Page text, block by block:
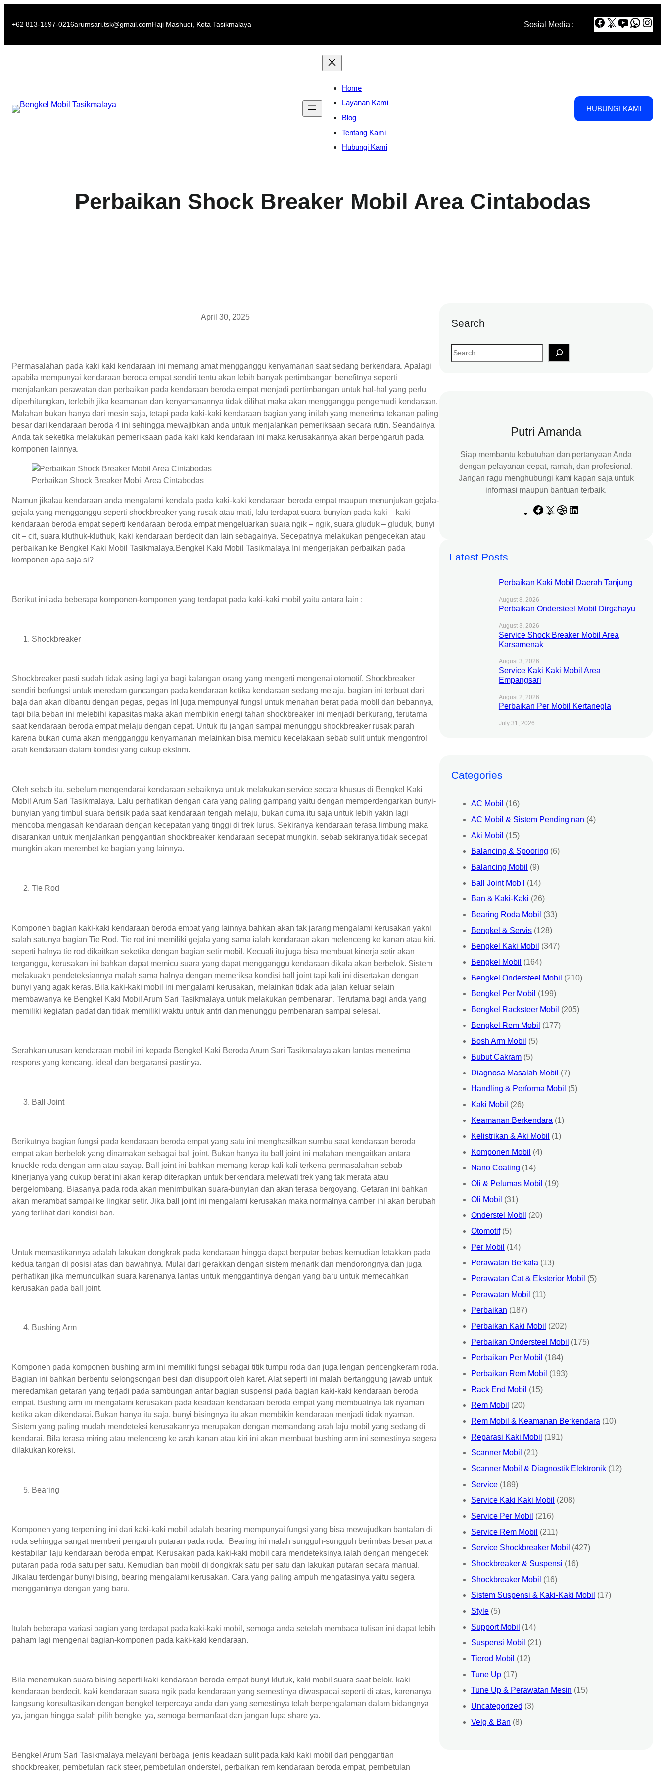
+62 813-1897-0216arumsari.tsk@gmail.comHaji Mashudi, Kota Tasikmalaya Sosial Media : Facebook
X YouTube
Home
Layanan Kami
Blog
Tentang Kami
Hubungi Kami
HUBUNGI KAMI
Perbaikan Shock Breaker Mobil Area Cintabodas
April 30, 2025
Permasalahan pada kaki kaki kendaraan ini memang amat mengganggu kenyamanan saat sedang berkendara. Apalagi
apabila mempunyai kendaraan beroda empat sendiri tentu akan lebih banyak pertimbangan benefitnya seperti
menjalankan perawatan dan perbaikan pada kendaraan beroda empat menjadi pertimbangan untuk hal-hal yang perlu
diperhitungkan, terlebih jika keamanan dan kenyamanannya tidak dilihat maka akan mengganggu pengemudi kendaraan.
Malahan bukan hanya dari mesin saja, tetapi pada kaki-kaki kendaraan bagian yang inilah yang menerima tekanan paling
besar dari kendaraan beroda 4 ini sehingga mewajibkan anda untuk menjalankan pemeriksaan secara rutin. Seandainya
Anda tak seketika melakukan pemeriksaan pada kaki kaki kendaraan ini maka kerusakannya akan berpengaruh pada
komponen lainnya.
Perbaikan Shock Breaker Mobil Area Cintabodas
Namun jikalau kendaraan anda mengalami kendala pada kaki-kaki kendaraan beroda empat maupun menunjukan gejala-
gejala yang mengganggu seperti shockbreaker yang rusak atau mati, lalu terdapat suara-bunyian pada kaki – kaki
kendaraan beroda empat seperti kendaraan beroda empat mengeluarkan suara ngik – ngik, suara gluduk – gluduk, bunyi
cit – cit, suara kluthuk-kluthuk, kaki kendaraan berdecit dan lain sebagainya. Secepatnya melakukan pengecekan atau
perbaikan ke Bengkel Kaki Mobil Tasikmalaya.Bengkel Kaki Mobil Tasikmalaya Ini mengerjakan perbaikan pada
komponen apa saja si?
Berikut ini ada beberapa komponen-komponen yang terdapat pada kaki-kaki mobil yaitu antara lain :
Shockbreaker
Shockbreaker pasti sudah tidak asing lagi ya bagi kalangan orang yang mengerti mengenai otomotif. Shockbreaker
sendiri berfungsi untuk meredam guncangan pada kendaraan ketika kendaraan sedang melaju, bagian ini terbuat dari
baja dan akan dibantu dengan pegas, pegas ini juga mempunyai fungsi untuk menahan berat pada mobil dan bebannya,
tapi bila beban ini melebihi kapasitas maka akan membikin energi tahan shockbreaker ini menjadi berkurang, terutama
saat kendaraan beroda empat melaju dengan cepat. Untuk itu jangan sampai menunggu shockbreaker rusak parah
karena bukan cuma akan mengganggu kenyamanan melainkan bisa memicu kecelakaan sebab sulit untuk mengontrol
arah kendaraan dalam kondisi yang cukup ekstrim.
Oleh sebab itu, sebelum mengendarai kendaraan sebaiknya untuk melakukan service secara khusus di Bengkel Kaki
Mobil Arum Sari Tasikmalaya. Lalu perhatikan dengan cara yang paling gampang yaitu dengan memperdengarkan bunyi-
bunyian yang timbul suara berisik pada saat kendaraan tengah melaju, bukan cuma itu saja untuk lebih yakin lagi
mencoba mengasah kendaraan dengan kecepatan yang tinggi di trek lurus. Sekiranya kendaraan terasa limbung maka
disarankan untuk menjalankan penggantian shockbreaker kendaraan secepat mungkin, sebab sekiranya tidak secepat
mungkin akan merembet ke bagian yang lainnya.
Tie Rod
Komponen bagian kaki-kaki kendaraan beroda empat yang lainnya bahkan akan tak jarang mengalami kerusakan yakni
salah satunya bagian Tie Rod. Tie rod ini memiliki gejala yang sama ialah kendaraan akan melenceng ke kanan atau kiri,
seperti halnya tie rod dikaitkan seketika dengan bagian setir mobil. Kecuali itu juga bisa membuat kinerja setir akan
terganggu, kerusakan ini bahkan dapat memicu suara yang dapat mengganggu kendaraan dikala akan berbelok. Sistem
melakuakn pendeteksiannya malah sama halnya dengan memeriksa kondisi ball joint tapi kali ini disertakan dengan
bunyi yang agak keras. Bila kaki-kaki mobil ini mengalami kerusakan, melainkan tidak ada jalan keluar selain
membawanya ke Bengkel Kaki Mobil Arum Sari Tasikmalaya untuk melakukan pembenaran. Terutama bagi anda yang
memiliki kegiatan padat dan tidak memiliki waktu untuk antri dan menunggu pembenaran sampai selesai.
Serahkan urusan kendaraan mobil ini kepada Bengkel Kaki Beroda Arum Sari Tasikmalaya akan lantas menerima
respons yang kencang, ideal dan bergaransi pastinya.
Ball Joint
Berikutnya bagian fungsi pada kendaraan beroda empat yang satu ini menghasilkan sumbu saat kendaraan beroda
empat akan berbelok yang dinamakan sebagai ball joint. Bukan hanya itu ball joint ini malahan mengaitkan antara
knuckle roda dengan arm atau sayap. Ball joint ini bahkan memang kerap kali kali terkena permasalahan sebab
kinerjanya yang cukup berat ini akan kerap diterapkan untuk berkendara melewati trek yang tak merata atau
bergelombang. Biasanya pada roda akan menimbulkan suara-bunyian dan akan terasa bergoyang. Getaran ini bahkan
akan merambat sampai ke lingkar setir. Jika ball joint ini mengalami kerusakan maka normalnya camber ini akan berubah
yang terlihat dari kondisi ban.
Untuk memastikannya adalah lakukan dongkrak pada kendaraan hingga dapat berputar bebas kemudian letakkan pada
kedua tangan di posisi atas dan bawahnya. Mulai dari gerakkan dengan sistem menarik dan mendorongnya dan juga
perhatikan jika memunculkan suara karenanya lantas untuk menggantinya dengan yang baru untuk memecahkan
kerusakan pada ball joint.
Bushing Arm
Komponen pada komponen bushing arm ini memiliki fungsi sebagai titik tumpu roda dan juga lengan pencengkeram roda.
Bagian ini bahkan berbentu selongsongan besi dan disupport oleh karet. Alat seperti ini malah bertanggung jawab untuk
meredamkan getaran yang terjadi pada sambungan antar bagian suspensi pada bagian kaki-kaki kendaraan beroda
empat. Bushing arm ini mengalami kerusakan pada keadaan kendaraan beroda empat yang membuatnya tak nyaman
ketika akan dikendarai. Bukan hanya itu saja, bunyi bisingnya itu akan membikin kendaraan menjadi tidak nyaman.
Sistem yang paling mudah mendeteksi kerusakannya merupakan dengan memandang arah laju mobil yang sedang di
kendarai. Bila terasa miring atau melenceng ke arah kanan atau kiri ini akan membuat bushing arm ini semestinya segera
dilakukan koreksi.
Bearing
Komponen yang terpenting ini dari kaki-kaki mobil adalah bearing mempunyai fungsi yang bisa mewujudkan bantalan di
roda sehingga sangat memberi pengaruh putaran pada roda. Bearing ini malah sungguh-sungguh berimbas besar pada
kestabilan laju kendaraan beroda empat. Kerusakan pada kaki-kaki mobil cara mendeteksinya ialah dengan mengecek
putaran pada roda satu per satu. Kemudian ban mobil di dongkrak satu per satu dan lakukan putaran secara manual.
Jikalau terdengar bunyi bising, bearing mengalami kerusakan. Cara yang paling ampuh mengatasinya yaitu segera
menggantinya dengan yang baru.
Itulah beberapa variasi bagian yang terdapat pada kaki-kaki mobil, semoga anda setelah membaca tulisan ini dapat lebih
paham lagi mengenai bagian-komponen pada kaki-kaki kendaraan.
Bila menemukan suara bising seperti kaki kendaraan beroda empat bunyi klutuk, kaki mobil suara saat belok, kaki
kendaraan berdecit, kaki kendaraan suara ngik pada kendaraan yang semestinya diwaspadai seperti di atas, karenanya
langsung konsultasikan dengan bengkel terpercaya anda dan yang semestinya telah berpengalaman dalam bidangnya
ya, jangan hingga salah pilih bengkel ya, semoga bermanfaat dan jangan lupa share ya.
Bengkel Arum Sari Tasikmalaya melayani berbagai jenis keadaan sulit pada kaki kaki mobil dari penggantian
shockbreaker, pembetulan rack steer, pembetulan onderstel, perbaikan rem kendaraan beroda empat, pembetulan
Search
S
e
Putri Amanda
Siap membantu kebutuhan dan pertanyaan Anda
dengan pelayanan cepat, ramah, dan profesional.
Jangan ragu menghubungi kami kapan saja untuk
informasi maupun bantuan terbaik.
F
o
X
D
l
I
Latest Posts
Perbaikan Kaki Mobil Daerah Tanjung
August 8, 2026
Perbaikan Ondersteel Mobil Dirgahayu
August 3, 2026
Service Shock Breaker Mobil Area
Karsamenak
August 3, 2026
Service Kaki Kaki Mobil Area
Empangsari
August 2, 2026
Perbaikan Per Mobil Kertanegla
July 31, 2026
Categories
AC Mobil (16)
AC Mobil & Sistem Pendinginan (4)
Aki Mobil (15)
Balancing & Spooring (6)
Balancing Mobil (9)
Ball Joint Mobil (14)
Ban & Kaki-Kaki (26)
Bearing Roda Mobil (33)
Bengkel & Servis(128)
Bengkel Kaki Mobil (347)
Bengkel Mobil (164)
Bengkel Ondersteel Mobil (210)
Bengkel Per Mobil (199)
Bengkel Racksteer Mobil (205)
Bengkel Rem Mobil (177)
Bosh Arm Mobil (5)
Bubut Cakram(5)
Diagnosa Masalah Mobil (7)
Handling & Performa Mobil (5)
Kaki Mobil (26)
Keamanan Berkendara (1)
Kelistrikan & Aki Mobil (1)
Komponen Mobil (4)
Nano Coating (14)
Oli & Pelumas Mobil (19)
Oli Mobil (31)
Onderstel Mobil (20)
Otomotif(5)
Per Mobil (14)
Perawatan Berkala (13)
Perawatan Cat & Eksterior Mobil (5)
Perawatan Mobil (11)
Perbaikan (187)
Perbaikan Kaki Mobil (202)
Perbaikan Ondersteel Mobil (175)
Perbaikan Per Mobil (184)
Perbaikan Rem Mobil (193)
Rack End Mobil (15)
Rem Mobil (20)
Rem Mobil & Keamanan Berkendara (10)
Reparasi Kaki Mobil (191)
Scanner Mobil (21)
Scanner Mobil & Diagnostik Elektronik(12)
Service(189)
Service Kaki Kaki Mobil (208)
Service Per Mobil (216)
Service Rem Mobil (211)
Service Shockbreaker Mobil (427)
Shockbreaker & Suspensi (16)
Shockbreaker Mobil (16)
Sistem Suspensi & Kaki-Kaki Mobil (17)
Style(5)
Support Mobil (14)
Suspensi Mobil (21)
Tierod Mobil (12)
Tune Up(17)
Tune Up & Perawatan Mesin (15)
Uncategorized (3)
Velg & Ban (8)